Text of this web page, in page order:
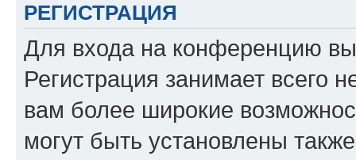
РЕГИСТРАЦИЯ
Для входа на конференцию
Регистрация занимает всего
вам более широкие
могут быть установлены